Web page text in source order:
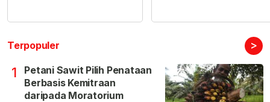
Terpopuler >
1
Petani Sawit Pilih Penataan
Berbasis Kemitraan
daripada Moratorium